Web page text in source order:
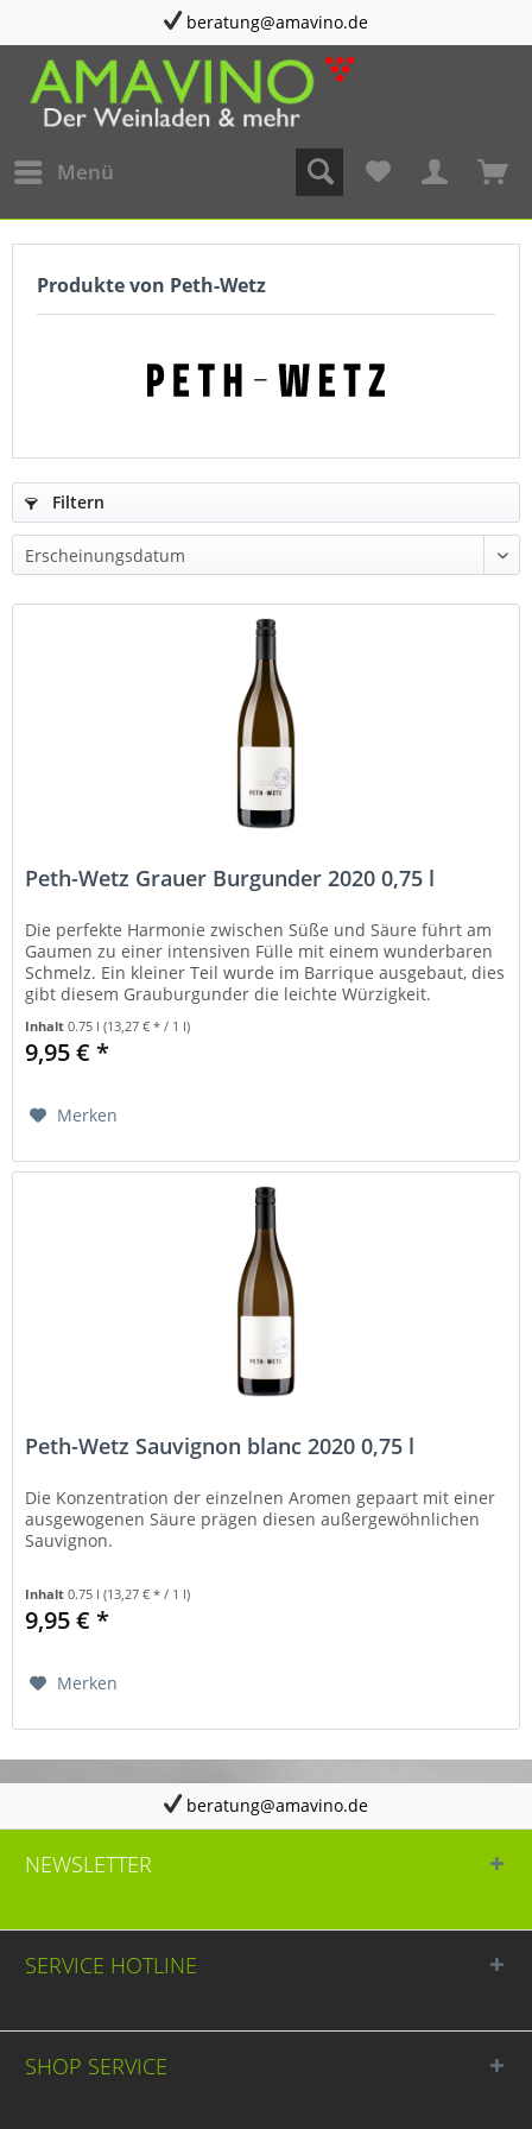
beratung@amavino.de
Menü
Produkte von Peth-Wetz
Filtern
Peth-Wetz Grauer Burgunder 2020 0,75 l
Die perfekte Harmonie zwischen Süße und Säure führt am
Gaumen zu einer intensiven Fülle mit einem wunderbaren
Schmelz. Ein kleiner Teil wurde im Barrique ausgebaut, dies
gibt diesem Grauburgunder die leichte Würzigkeit.
Inhalt0.75 l(13,27 € * / 1 l)
9,95 € *
Merken
Peth-Wetz Sauvignon blanc 2020 0,75 l
Die Konzentration der einzelnen Aromen gepaart mit einer
ausgewogenen Säure prägen diesen außergewöhnlichen
Sauvignon.
Inhalt0.75 l(13,27 € * / 1 l)
9,95 € *
Merken
beratung@amavino.de
NEWSLETTER
SERVICE HOTLINE
SHOP SERVICE